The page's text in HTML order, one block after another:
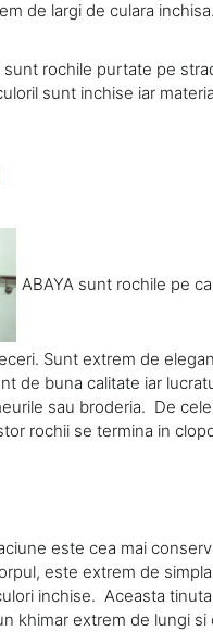
de largi de culara inchisa.
sunt rochile purtate pe
sunt inchise iar
ABAYA sunt rochile pe
Sunt extrem de
de buna calitate iar
sau broderia. De
rochii se termina in
este cea mai
este extrem de
inchise. Aceasta
khimar extrem de lungi si